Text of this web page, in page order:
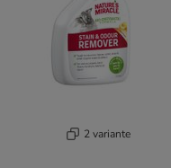
2 variante